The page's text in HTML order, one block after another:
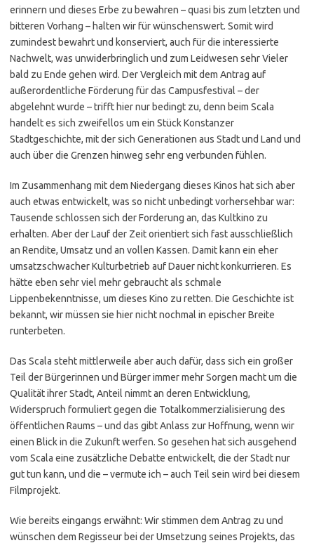
erinnern und dieses Erbe zu bewahren – quasi bis zum letzten und
bitteren Vorhang – halten wir für wünschenswert. Somit wird
zumindest bewahrt und konserviert, auch für die interessierte
Nachwelt, was unwiderbringlich und zum Leidwesen sehr Vieler
bald zu Ende gehen wird. Der Vergleich mit dem Antrag auf
außerordentliche Förderung für das Campusfestival – der
abgelehnt wurde – trifft hier nur bedingt zu, denn beim Scala
handelt es sich zweifellos um ein Stück Konstanzer
Stadtgeschichte, mit der sich Generationen aus Stadt und Land und
auch über die Grenzen hinweg sehr eng verbunden fühlen.
Im Zusammenhang mit dem Niedergang dieses Kinos hat sich aber
auch etwas entwickelt, was so nicht unbedingt vorhersehbar war:
Tausende schlossen sich der Forderung an, das Kultkino zu
erhalten. Aber der Lauf der Zeit orientiert sich fast ausschließlich
an Rendite, Umsatz und an vollen Kassen. Damit kann ein eher
umsatzschwacher Kulturbetrieb auf Dauer nicht konkurrieren. Es
hätte eben sehr viel mehr gebraucht als schmale
Lippenbekenntnisse, um dieses Kino zu retten. Die Geschichte ist
bekannt, wir müssen sie hier nicht nochmal in epischer Breite
runterbeten.
Das Scala steht mittlerweile aber auch dafür, dass sich ein großer
Teil der Bürgerinnen und Bürger immer mehr Sorgen macht um die
Qualität ihrer Stadt, Anteil nimmt an deren Entwicklung,
Widerspruch formuliert gegen die Totalkommerzialisierung des
öffentlichen Raums – und das gibt Anlass zur Hoffnung, wenn wir
einen Blick in die Zukunft werfen. So gesehen hat sich ausgehend
vom Scala eine zusätzliche Debatte entwickelt, die der Stadt nur
gut tun kann, und die – vermute ich – auch Teil sein wird bei diesem
Filmprojekt.
Wie bereits eingangs erwähnt: Wir stimmen dem Antrag zu und
wünschen dem Regisseur bei der Umsetzung seines Projekts, das